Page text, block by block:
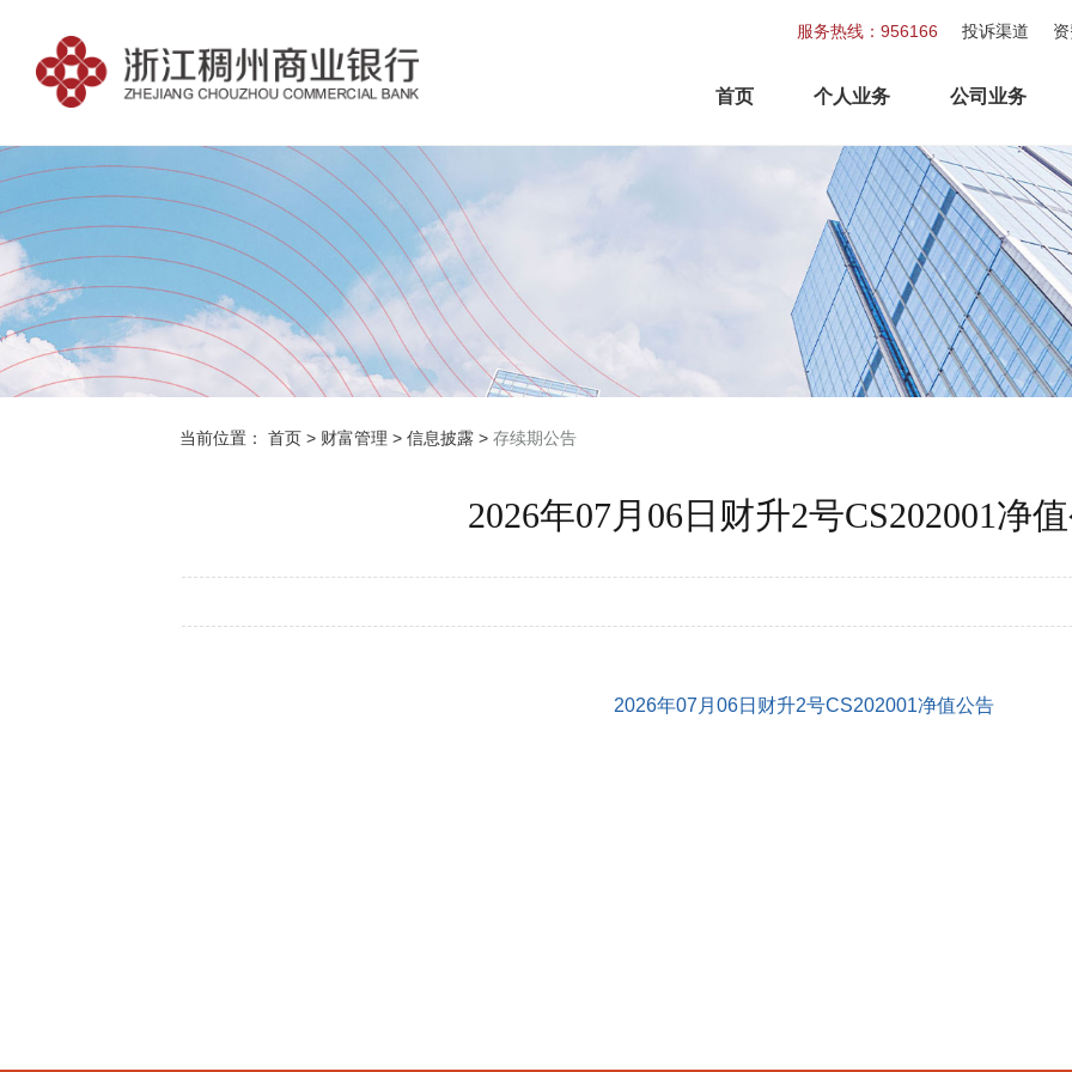
服务热线：956166 投诉渠道
首页 个人业务 公司业务
当前位置： 首页 > 财富管理 > 信息披露 > 存续期公告
2026年07月06日财升2号CS202001净
2026年07月06日财升2号CS202001净值公告